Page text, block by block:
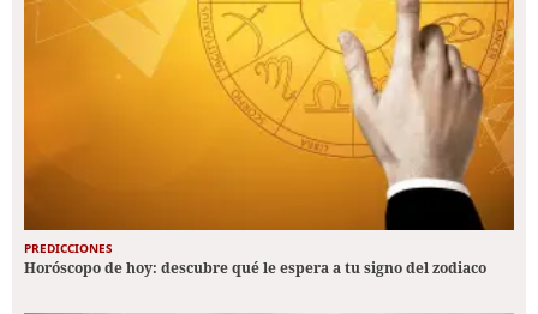
PREDICCIONES
Horóscopo de hoy: descubre qué le espera a tu signo del zodiaco